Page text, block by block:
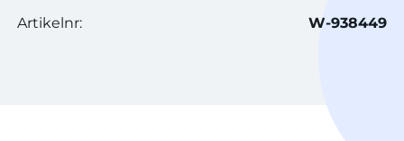
Artikelnr: W-938449